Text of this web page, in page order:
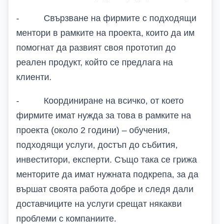
-
Свързване на фирмите с подходящи
ментори в рамките на проекта, които да им
помогнат да развият своя прототип до
реален продукт, който се предлага на
клиенти.
-
Координиране на всичко, от което
фирмите имат нужда за това в рамките на
проекта (около 2 години) – обучения,
подходящи услуги, достъп до събития,
инвеститори, експерти. Също така се грижа
менторите да имат нужната подкрепа, за да
вършат своята работа добре и следя дали
доставчиците на услуги срещат някакви
проблеми с компаниите.